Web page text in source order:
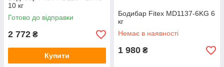
10 кг
Готово до відправки
2 772 ₴
Купити
Бодибар Fitex MD1137-6KG 6
кг
Немає в наявності
1 980 ₴